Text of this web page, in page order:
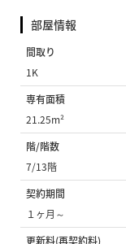
部屋情報
間取り
1K
専有面積
21.25m²
階/階数
7/13階
契約期間
１ヶ月～
更新料(再契約料)